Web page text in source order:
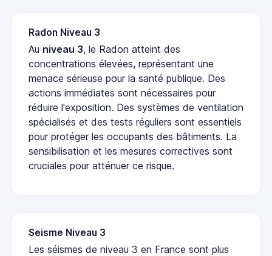
Radon Niveau 3
Au niveau 3, le Radon atteint des
concentrations élevées, représentant une
menace sérieuse pour la santé publique. Des
actions immédiates sont nécessaires pour
réduire l'exposition. Des systèmes de ventilation
spécialisés et des tests réguliers sont essentiels
pour protéger les occupants des bâtiments. La
sensibilisation et les mesures correctives sont
cruciales pour atténuer ce risque.
Seisme Niveau 3
Les séismes de niveau 3 en France sont plus